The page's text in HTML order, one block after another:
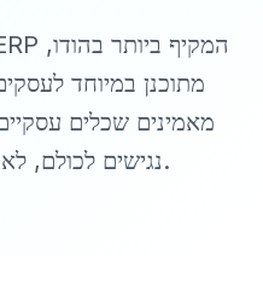
מתוכנן במיוחד
מאמינים שכלים
נגישים לכולם, לא רק לארגונים גדולים.